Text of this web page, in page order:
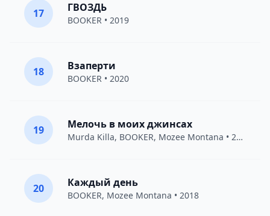
17 ГВОЗДЬ
BOOKER • 2019
18 Взаперти
BOOKER • 2020
19 Мелочь в моих джинсах
Murda Killa, BOOKER, Mozee Montana • 2018
20 Каждый день
BOOKER, Mozee Montana • 2018